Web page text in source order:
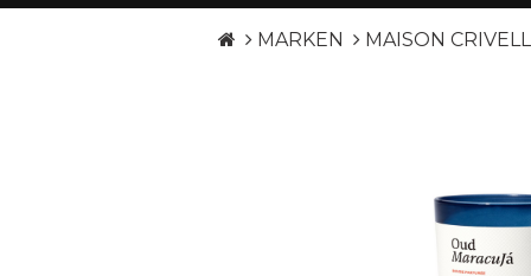
MARKEN MAISON